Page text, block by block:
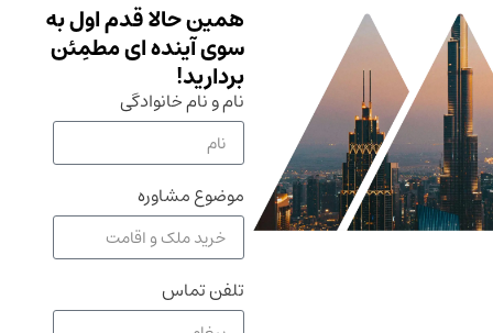
همین حالا قدم اول به
سوی آینده ای مطمِئن
بردارید!
نام و نام خانوادگی
موضوع مشاوره